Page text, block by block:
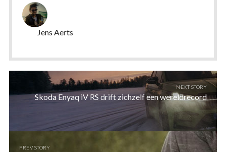
Jens Aerts
NEXT STORY
Skoda Enyaq iV RS drift zichzelf een wereldrecord
PREV STORY